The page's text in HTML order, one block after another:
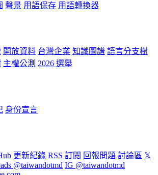
聲景 用語保存 用語轉換器
開放資料 台灣企業 知識圖譜 語言分支樹
主權公測 2026 選舉
身份宣言
更新紀錄 RSS 訂閱 回報問題 討論區 𝕏
@taiwandotmd IG @taiwandotmd